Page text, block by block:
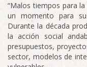
“Malos tiempos para
un momento para
Durante la década
la acción social
presupuestos,
sector, modelos de